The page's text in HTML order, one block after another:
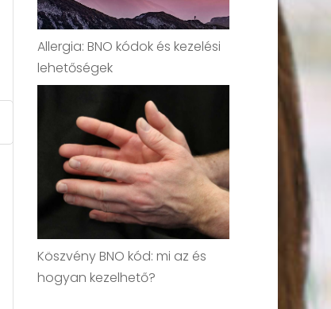
Allergia: BNO kódok és kezelési
lehetőségek
Köszvény BNO kód: mi az és
hogyan kezelhető?